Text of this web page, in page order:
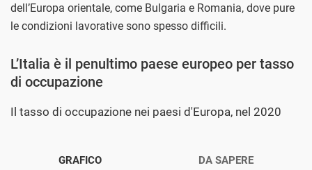
dell’Europa orientale, come Bulgaria e Romania, dove pure
le condizioni lavorative sono spesso difficili.
L’Italia è il penultimo paese europeo per tasso
di occupazione
Il tasso di occupazione nei paesi d'Europa, nel 2020
GRAFICO DA SAPERE